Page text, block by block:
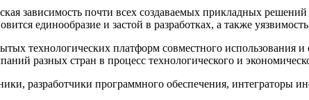
зависимость почти всех создаваемых прикладных
единообразие и застой в разработках, а также
технологических платформ совместного использования
разных стран в процесс технологического и
разработчики программного обеспечения,